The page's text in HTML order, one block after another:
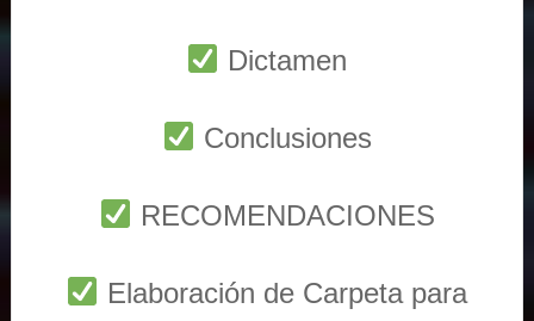
Dictamen
Conclusiones
RECOMENDACIONES
Elaboración de Carpeta para